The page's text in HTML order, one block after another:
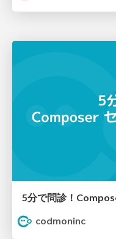
5分で問診！
codmoninc